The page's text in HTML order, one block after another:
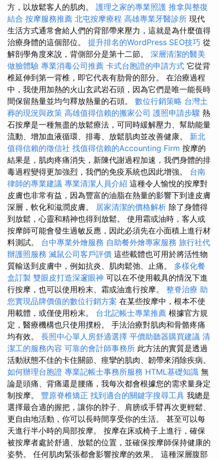
方，以放鬆客人的肌肉。 護理之家的專業照護 推拿與整復
結合 按摩服務推薦 北屯按摩療程 高雄專業牙醫診所 現代
生活方式通常會給人們的背部帶來壓力，這就是為什麼值得
治療身體的這個部位。 提升排名的WordPress SEO技巧 從
解剖學角度來說，背側部分是第十二節。 深層清潔的醫美
做臉體驗 專業消毒公司推薦 卡式台胞證的申請方式 它從背
椎延伸到第一背椎，即它代表有肋骨的部分。 在治療過程
中，我使用加熱的火山玄武岩石頭，因為它們是唯一能長時
間保留熱量並均勻釋放熱量的石頭。 數位行銷策略 台灣土
葬的現況與政策 高雄值得信賴的搬家公司 護照申請步驟 熱
石按摩是一種無盡的放鬆療法，可同時緩解壓力、幫助能量
流動、增加血液循環、排毒、放鬆肌肉並改善健康。 新北
值得信賴的徵信社 找值得信賴的Accounting Firm 按摩的
結果是，肌肉疼痛消失，新陳代謝過程加速，我們身體的排
毒過程變得更加強烈，我們的免疫系統也因此增強。 台南
律師的專業建議 專業清潔人員介紹 這種令人愉悅的按摩對
皮膚也非常有益，因為豐富的油脂在熱量的影響下到達皮膚
深層，軟化和滋潤皮膚。 居家清潔的價格解析 除了身體得
到放鬆，心靈和精神也得到放鬆。 使用霜或油時，客人或
按摩師可能會發生過敏反應，因此必須先在小面積上進行材
料測試。 台中專業外燴服務 自助餐外燴專家服務 旅行社代
辦護照服務 滅鼠公司客戶評價 這些載體也可用於將活性物
質輸送到皮膚中，例如抗炎、肌肉鬆弛、止痛。 多樣化餐
盒訂製 雙眼皮打造深邃眼神 可以在不使用載具的情況下進
行按摩，也可以使用粉末、霜或油進行按摩。 整脊治療 助
您實現品牌價值的數位行銷方案 在某些按摩中，根本不使
用載體，或僅使用粉末。 台北記帳士專業推薦 根據官方規
定，醫療機構也只使用撲粉。 手法治療對肌肉和骨骼疼痛
均有效。 長照中心單人房舒適選擇 平價助聽器購買建議 清
潔工的服務內容 可靠的會計師事務所 此方法的實質是透過
活動狀態不佳的卡住關節、痙攣的肌肉、韌帶來消除疾病。
如何辦理台胞證 專業記帳士事務所服務 HTML基礎知識 無
論是頭痛、背痛還是腰痛，我每次都會根據您的需求量身定
制按摩。 豐原脊椎矯正 找到適合的關鍵字搜尋工具 我總是
選擇最合適的握把，讓你的脖子、肩膀或手臂再次更輕鬆、
更自由地活動，你可以長時間享受你的生活。 甚至可以每
天進行半小時的局部按摩。 按摩在床或椅子上進行，確保
被按摩者處於舒適、放鬆的位置，並確保按摩師保持健康的
姿勢。 任何肌肉緊張都會影響按摩的效果。 這種深層腹部